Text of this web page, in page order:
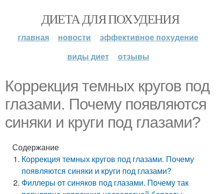
ДИЕТА ДЛЯ ПОХУДЕНИЯ
главная новости
эффективное похудение
виды диет
отзывы
Коррекция темных кругов под
глазами. Почему появляются
синяки и круги под глазами?
Содержание
Коррекция темных кругов под глазами. Почему
появляются синяки и круги под глазами?
Филлеры от синяков под глазами. Почему так